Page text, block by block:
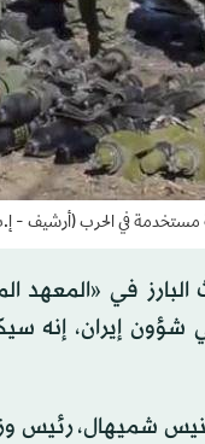
في الحرب (أرشيف -
البارز في
شؤون إيران، إنه
رئيس وزراء